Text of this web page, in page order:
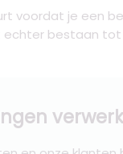
voordat je een
bestaan